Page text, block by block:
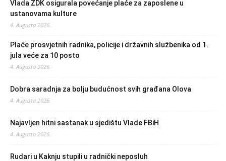
Vlada ZDK osigurala povećanje plaće za zaposlene u
ustanovama kulture
4. Augusta 2026.
Plaće prosvjetnih radnika, policije i državnih službenika od 1.
jula veće za 10 posto
4. Augusta 2026.
Dobra saradnja za bolju budućnost svih građana Olova
4. Augusta 2026.
Najavljen hitni sastanak u sjedištu Vlade FBiH
4. Augusta 2026.
Rudari u Kaknju stupili u radnički neposluh